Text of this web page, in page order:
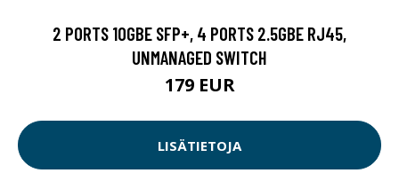
2 PORTS 10GBE SFP+, 4 PORTS 2.5GBE RJ45,
UNMANAGED SWITCH
179 EUR
LISÄTIETOJA